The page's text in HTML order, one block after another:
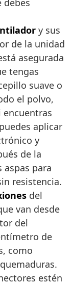
debes
y sus
de la unidad
asegurada
tengas
suave o
el polvo,
encuentras
aplicar
y
de la
para
resistencia.
del
van desde
del
de
como
estén